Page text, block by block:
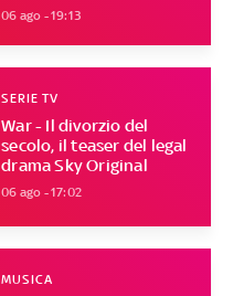
06 ago - 19:13
War - Il divorzio del
secolo, il teaser del legal
drama Sky Original
SERIE TV
06 ago - 17:02
MUSICA